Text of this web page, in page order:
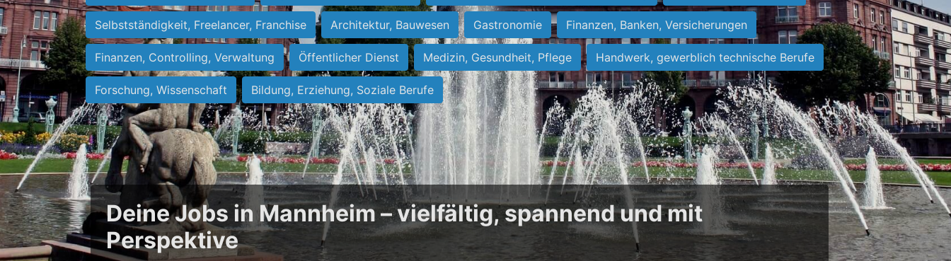
Selbstständigkeit, Freelancer, Franchise Architektur, Bauwesen Gastronomie Finanzen, Banken, Versicherungen
Finanzen, Controlling, Verwaltung Öffentlicher Dienst Medizin, Gesundheit, Pflege Handwerk, gewerblich technische Berufe
Forschung, Wissenschaft Bildung, Erziehung, Soziale Berufe
Deine Jobs in Mannheim – vielfältig, spannend und mit
Perspektive